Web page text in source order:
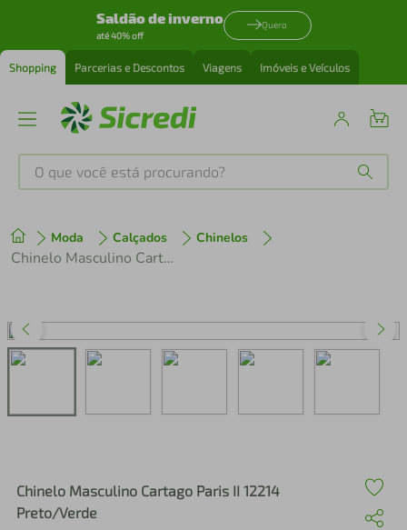
Saldão de inverno
até 40% off
Quero
Shopping Parcerias e Descontos Viagens Imóveis e Veículos
O que você está procurando?
Moda Calçados Chinelos
Chinelo Masculino Cartago Paris II 12214 Preto/Verde
Chinelo Masculino Cartago Paris II 12214
Preto/Verde
1º tenis
perfume